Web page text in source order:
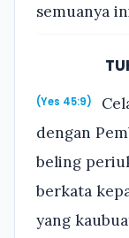
semuanya
(Yes 45:9)
dengan
beling
berkata
yang